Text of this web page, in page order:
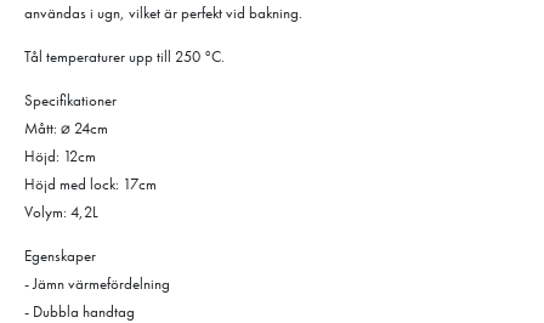
användas i ugn, vilket är perfekt vid bakning.
Tål temperaturer upp till 250 °C.
Specifikationer
Mått: ⌀ 24cm
Höjd: 12cm
Höjd med lock: 17cm
Volym: 4,2L
Egenskaper
- Jämn värmefördelning
- Dubbla handtag